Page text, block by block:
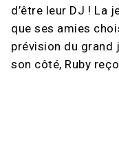
d’être leur DJ ! La
que ses amies
prévision du grand
son côté, Ruby